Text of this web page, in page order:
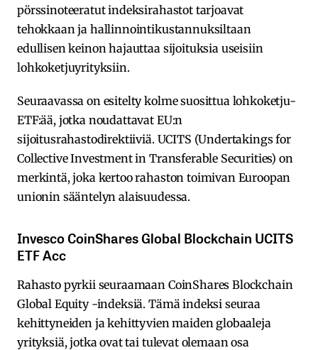
pörssinoteeratut indeksirahastot tarjoavat
tehokkaan ja hallinnointikustannuksiltaan
edullisen keinon hajauttaa sijoituksia useisiin
lohkoketjuyrityksiin.
Seuraavassa on esitelty kolme suosittua lohkoketju-
ETF:ää, jotka noudattavat EU:n
sijoitusrahastodirektiiviä. UCITS (Undertakings for
Collective Investment in Transferable Securities) on
merkintä, joka kertoo rahaston toimivan Euroopan
unionin sääntelyn alaisuudessa.
Invesco CoinShares Global Blockchain UCITS
ETF Acc
Rahasto pyrkii seuraamaan CoinShares Blockchain
Global Equity -indeksiä. Tämä indeksi seuraa
kehittyneiden ja kehittyvien maiden globaaleja
yrityksiä, jotka ovat tai tulevat olemaan osa